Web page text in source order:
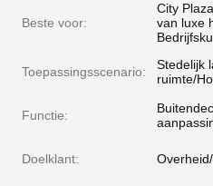
Beste voor:
City
van luxe
Toepassingsscenario:
Stedelijk
ruimte/
Functie:
Doelklant: